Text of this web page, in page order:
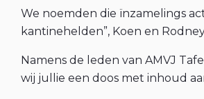
We noemden die ïnzamelings
kantinehelden”, Koen en
Namens de leden van AMVJ
wij jullie een doos met inhoud